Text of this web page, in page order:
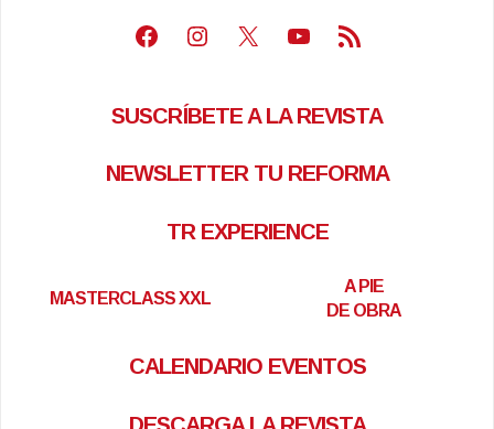
Facebook
Instagram
X Youtube
Feed RSS
SUSCRÍBETE A LA REVISTA
NEWSLETTER TU REFORMA
TR EXPERIENCE
MASTERCLASS XXL
A PIE
DE OBRA
CALENDARIO EVENTOS